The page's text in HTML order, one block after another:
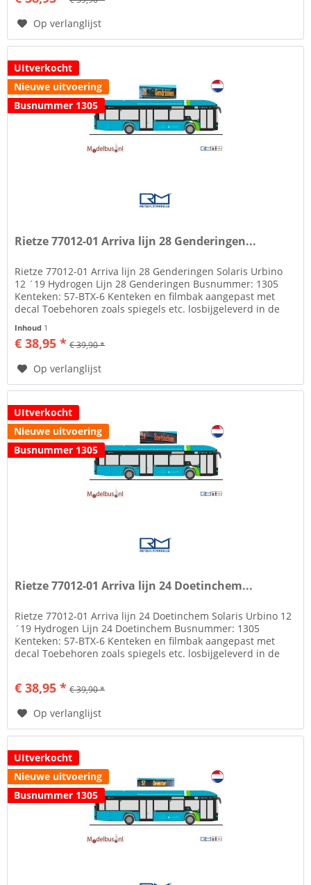
Op verlanglijst
UItverkocht
Nieuwe uitvoering
Busnummer 1305
Rietze 77012-01 Arriva lijn 28 Genderingen...
Rietze 77012-01 Arriva lijn 28 Genderingen Solaris Urbino
12 ´19 Hydrogen Lijn 28 Genderingen Busnummer: 1305
Kenteken: 57-BTX-6 Kenteken en filmbak aangepast met
decal Toebehoren zoals spiegels etc. losbijgeleverd in de
Inhoud 1
€ 38,95 * € 39,90 *
Op verlanglijst
UItverkocht
Nieuwe uitvoering
Busnummer 1305
Rietze 77012-01 Arriva lijn 24 Doetinchem...
Rietze 77012-01 Arriva lijn 24 Doetinchem Solaris Urbino 12
´19 Hydrogen Lijn 24 Doetinchem Busnummer: 1305
Kenteken: 57-BTX-6 Kenteken en filmbak aangepast met
decal Toebehoren zoals spiegels etc. losbijgeleverd in de
€ 38,95 * € 39,90 *
Op verlanglijst
UItverkocht
Nieuwe uitvoering
Busnummer 1305